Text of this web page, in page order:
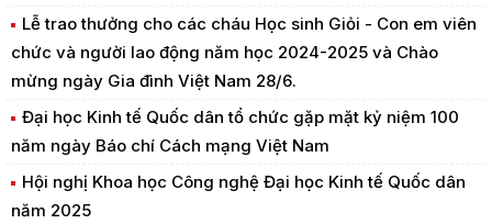
Lễ trao thưởng cho các cháu Học sinh Giỏi - Con em viên
chức và người lao động năm học 2024-2025 và Chào
mừng ngày Gia đình Việt Nam 28/6.
Đại học Kinh tế Quốc dân tổ chức gặp mặt kỷ niệm 100
năm ngày Báo chí Cách mạng Việt Nam
Hội nghị Khoa học Công nghệ Đại học Kinh tế Quốc dân
năm 2025